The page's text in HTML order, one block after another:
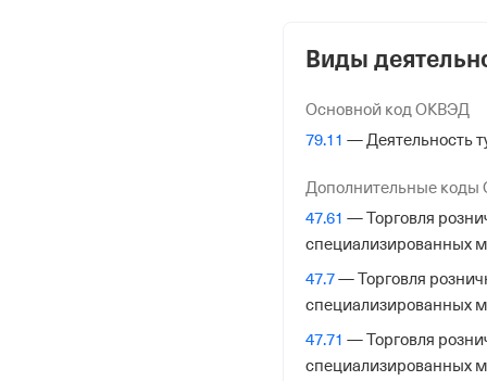
ОГРН
от 10 июля 2007
772101001
Регистрация
Дата регистрации
10 июля 2007
Виды
Основной код ОКВЭД
79.11 — Деятельность
Дополнительные коды
47.61 — Торговля
специализированных
47.7— Торговля
специализированных
47.71 — Торговля
специализированных